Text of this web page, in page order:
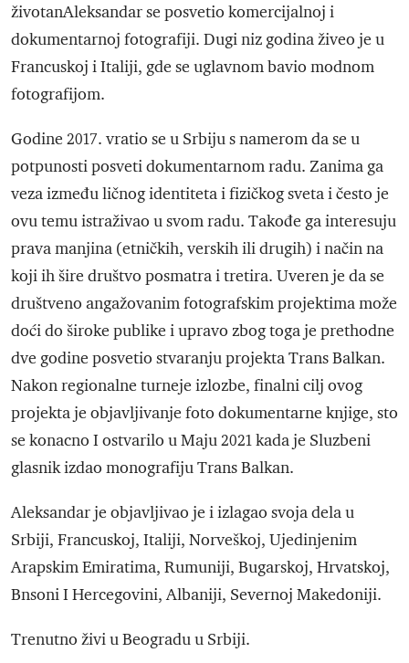
životanAleksandar se posvetio komercijalnoj i
dokumentarnoj fotografiji. Dugi niz godina živeo je u
Francuskoj i Italiji, gde se uglavnom bavio modnom
fotografijom.
Godine 2017. vratio se u Srbiju s namerom da se u
potpunosti posveti dokumentarnom radu. Zanima ga
veza između ličnog identiteta i fizičkog sveta i često je
ovu temu istraživao u svom radu. Takođe ga interesuju
prava manjina (etničkih, verskih ili drugih) i način na
koji ih šire društvo posmatra i tretira. Uveren je da se
društveno angažovanim fotografskim projektima može
doći do široke publike i upravo zbog toga je prethodne
dve godine posvetio stvaranju projekta Trans Balkan.
Nakon regionalne turneje izlozbe, finalni cilj ovog
projekta je objavljivanje foto dokumentarne knjige, sto
se konacno I ostvarilo u Maju 2021 kada je Sluzbeni
glasnik izdao monografiju Trans Balkan.
Aleksandar je objavljivao je i izlagao svoja dela u
Srbiji, Francuskoj, Italiji, Norveškoj, Ujedinjenim
Arapskim Emiratima, Rumuniji, Bugarskoj, Hrvatskoj,
Bnsoni I Hercegovini, Albaniji, Severnoj Makedoniji.
Trenutno živi u Beogradu u Srbiji.